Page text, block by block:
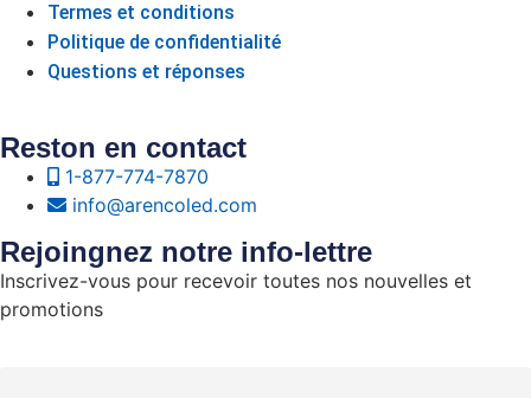
Termes et conditions
Politique de confidentialité
Questions et réponses
Reston en contact
1-877-774-7870
info@arencoled.com
Rejoingnez notre info-lettre
Inscrivez-vous pour recevoir toutes nos nouvelles et
promotions